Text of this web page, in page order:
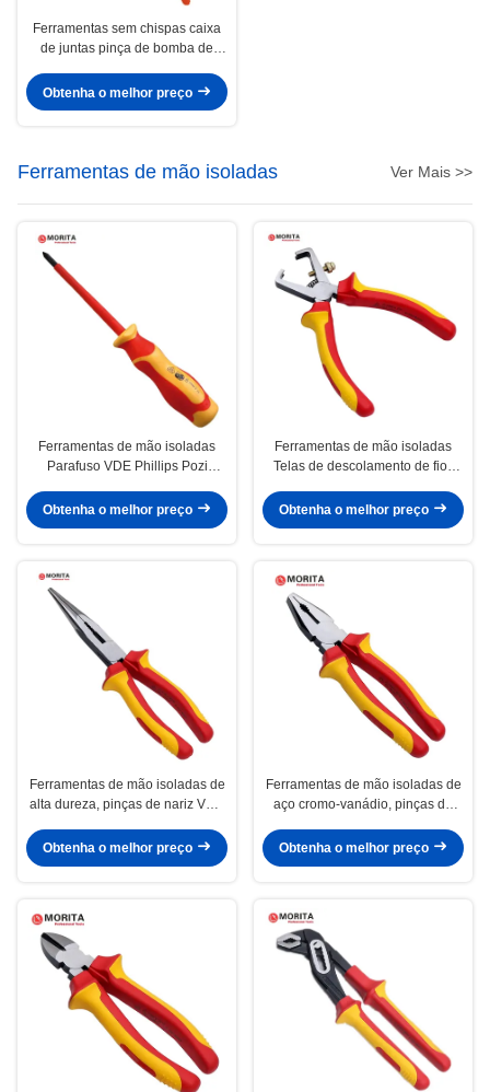
Ferramentas sem chispas caixa
de juntas pinça de bomba de
abertura: 32mm adequado para a
indústria petroquímica
Obtenha o melhor preço
Ferramentas de mão isoladas Ver Mais >>
Ferramentas de mão isoladas
Parafuso VDE Phillips Pozi
1000 V AC Alta dureza com ímã
Obtenha o melhor preço
Ferramentas de mão isoladas
Telas de descolamento de fios
Obtenha o melhor preço
Ferramentas de mão isoladas de
alta dureza, pinças de nariz VDE
Obtenha o melhor preço
Ferramentas de mão isoladas de
aço cromo-vanádio, pinças de
Obtenha o melhor preço